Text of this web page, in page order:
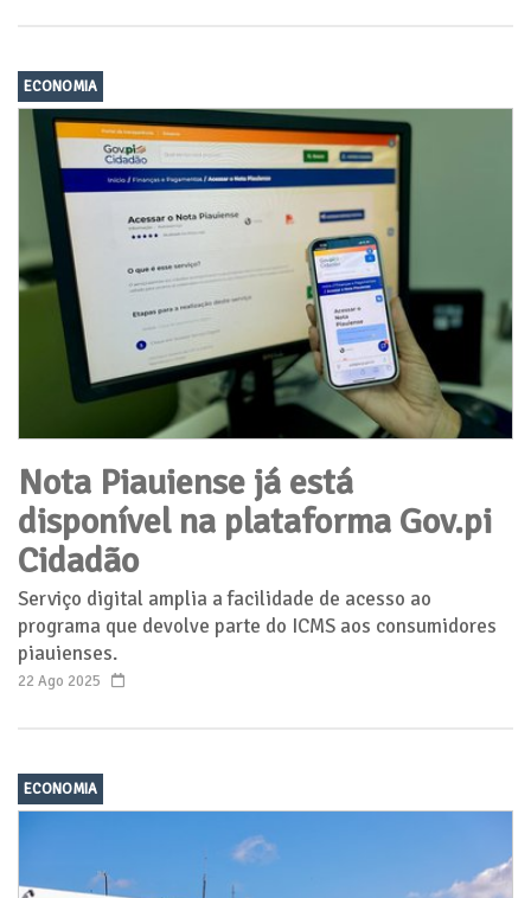
ECONOMIA
Nota Piauiense já está
disponível na plataforma Gov.pi
Cidadão
Serviço digital amplia a facilidade de acesso ao
programa que devolve parte do ICMS aos consumidores
piauienses.
22 Ago 2025
ECONOMIA